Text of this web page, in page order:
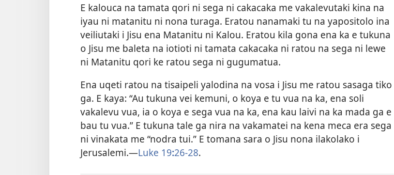
E kalouca na tamata qori ni sega ni cakacaka me vakalevutaki kina na
iyau ni matanitu ni nona turaga. Eratou nanamaki tu na yapositolo ina
veiliutaki i Jisu ena Matanitu ni Kalou. Eratou kila gona ena ka e tukuna
o Jisu me baleta na iotioti ni tamata cakacaka ni ratou na sega ni lewe
ni Matanitu qori ke ratou sega ni gugumatua.
Ena uqeti ratou na tisaipeli yalodina na vosa i Jisu me ratou sasaga tiko
ga. E kaya: “Au tukuna vei kemuni, o koya e tu vua na ka, ena soli
vakalevu vua, ia o koya e sega vua na ka, ena kau laivi na ka mada ga e
bau tu vua.” E tukuna tale ga nira na vakamatei na kena meca era sega
ni vinakata me “nodra tui.” E tomana sara o Jisu nona ilakolako i
Jerusalemi.​—Luke 19:26-28.